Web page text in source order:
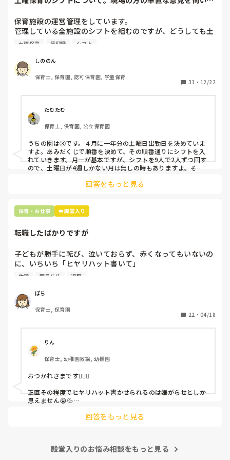
保育施設の運営管理をしています。
管理している全施設のシフトを組むのですが、どうしても土
曜保育だけは入れる方が少なく、いつも苦労しています。
て入職しているはずですが、いざ勤務が始まると一日も土曜
出勤が出来ない方ばかりです。
①土曜日の希望休は2日まで、と制限をかける
②毎月、必ず土曜保育に入ることのできる日を1日だけピッ
クアップしてもらう
③仮シフトが出た時、土曜出勤が難しければ自身で代わりの
人を交渉して見つけてもらう
上記のいずれかの対策を取り入れることを考えています。
土曜保育 管理職 シフト
しののん
保育士, 保育園, 認可保育園, 学童保育
31 ・ 12/22
たむたむ
保育士, 保育園, 公立保育園
うちの園は③です。４月に一年分の土曜日出勤日を決めていま
すよ。あみだくじで順番を決めて、その順番通りにシフトを入
れていきます。月一が基本ですが、シフトを9人で2人ずつ回す
ので、土曜日が4週しかない月は無しの時もありますよ。その
て貰い、主任に報告してます。
回答をもっと見る
保育・お仕事 👑殿堂入り
転職したばかりですが
子どもが勝手に転び、泣いておらず、赤くなってもいないの
に、いちいち「ヒヤリハット書いて」
と書かされ
（そう言う本人は書かない）
しかも、上司に↑この内容でも
ちゃんと考えて対策を練って書き込むようにと。
呼ばれて一緒に対策を考えさせられること多数
これだけで30〜40分拘束されて辛いです
皆さんの園はどうですか?
休憩 園長先生 退職
ぽち
保育士, 保育園
22 ・ 04/18
りん
保育士, 幼稚園教諭, 幼稚園
おつかれさまです🙇🏻‍♀️
正直その程度でヒヤリハット書かせられるのは嫌がらせとしか
思えません😭💦
回答をもっと見る
殿堂入りのお悩み相談をもっと見る